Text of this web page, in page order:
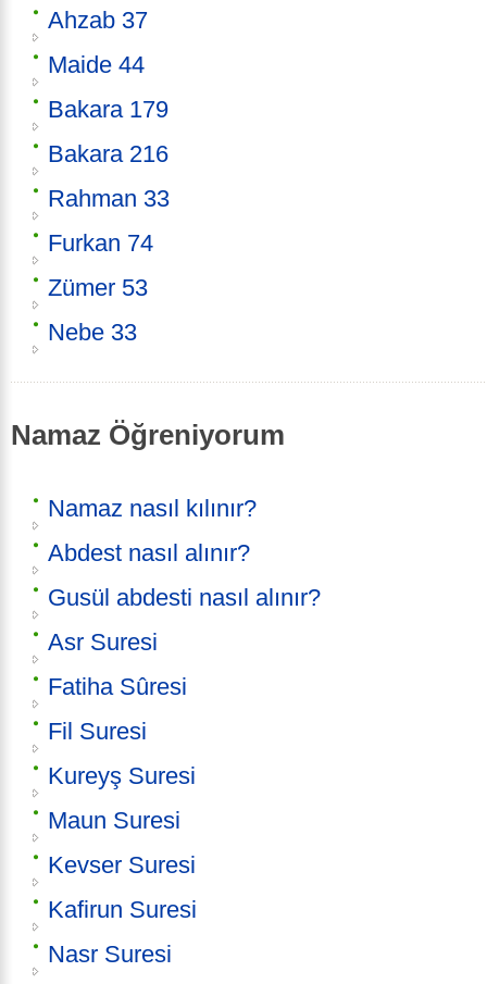
Ahzab 37
Maide 44
Bakara 179
Bakara 216
Rahman 33
Furkan 74
Zümer 53
Nebe 33
Namaz Öğreniyorum
Namaz nasıl kılınır?
Abdest nasıl alınır?
Gusül abdesti nasıl alınır?
Asr Suresi
Fatiha Sûresi
Fil Suresi
Kureyş Suresi
Maun Suresi
Kevser Suresi
Kafirun Suresi
Nasr Suresi